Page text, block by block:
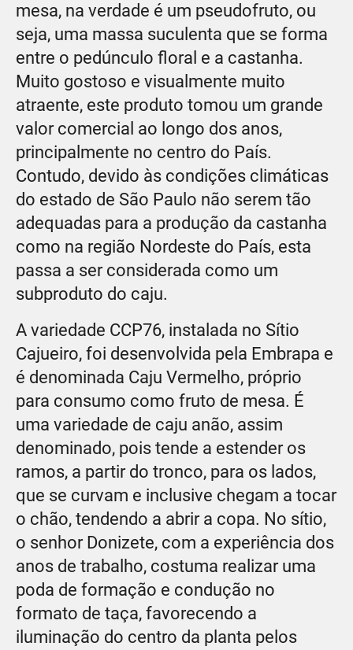
mesa, na verdade é um pseudofruto, ou
seja, uma massa suculenta que se forma
entre o pedúnculo floral e a castanha.
Muito gostoso e visualmente muito
atraente, este produto tomou um grande
valor comercial ao longo dos anos,
principalmente no centro do País.
Contudo, devido às condições climáticas
do estado de São Paulo não serem tão
adequadas para a produção da castanha
como na região Nordeste do País, esta
passa a ser considerada como um
subproduto do caju.
A variedade CCP76, instalada no Sítio
Cajueiro, foi desenvolvida pela Embrapa e
é denominada Caju Vermelho, próprio
para consumo como fruto de mesa. É
uma variedade de caju anão, assim
denominado, pois tende a estender os
ramos, a partir do tronco, para os lados,
que se curvam e inclusive chegam a tocar
o chão, tendendo a abrir a copa. No sítio,
o senhor Donizete, com a experiência dos
anos de trabalho, costuma realizar uma
poda de formação e condução no
formato de taça, favorecendo a
iluminação do centro da planta pelos